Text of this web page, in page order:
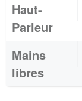
Haut-
Parleur
Mains
libres